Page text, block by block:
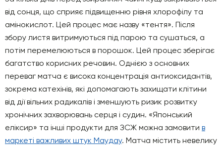
від сонця, що сприяє підвищенню рівня хлорофілу та
амінокислот. Цей процес має назву «тентя». Після
збору листя витримуються під парою та сушаться, а
потім перемелюються в порошок. Цей процес зберігає
багатство корисних речовин. Однією з основних
переваг матча є висока концентрація антиоксидантів,
зокрема катехінів, які допомагають захищати клітини
від дії вільних радикалів і зменшують ризик розвитку
хронічних захворювань серця і судин. «Японський
еліксир» та інші продукти для ЗСЖ можна замовити в
маркеті важливих штук Маудау. Матча містить невелику